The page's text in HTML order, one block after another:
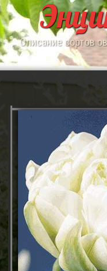
Описание сортов